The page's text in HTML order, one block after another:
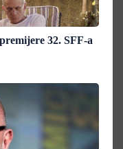
32. SFF-a